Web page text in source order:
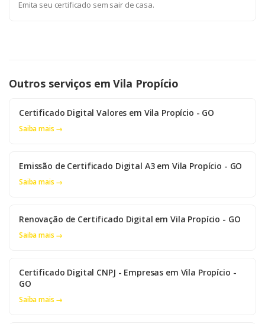
Emita seu certificado sem sair de casa.
Outros serviços em Vila Propício
Certificado Digital Valores em Vila Propício - GO
Saiba mais →
Emissão de Certificado Digital A3 em Vila Propício - GO
Saiba mais →
Renovação de Certificado Digital em Vila Propício - GO
Saiba mais →
Certificado Digital CNPJ - Empresas em Vila Propício -
GO
Saiba mais →